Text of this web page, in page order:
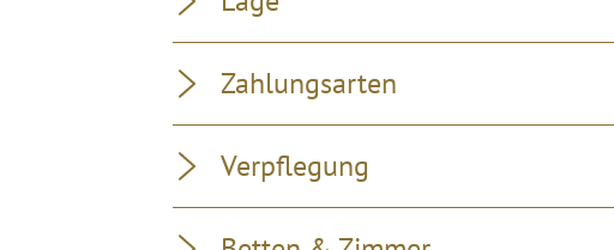
Zahlungsarten
Verpflegung